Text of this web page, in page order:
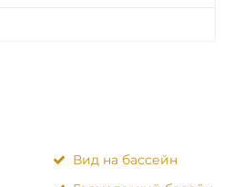
Вид на бассейн